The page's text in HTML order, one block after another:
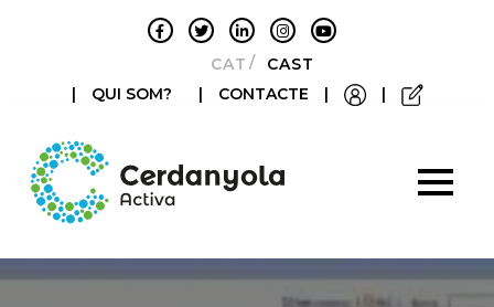
CATALÀCASTELLANO
|
QUI SOM? | CONTACTE | |